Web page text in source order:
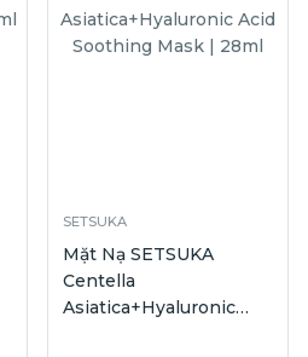
SETSUKA
Mặt Nạ SETSUKA
Centella
Asiatica+Hyaluronic